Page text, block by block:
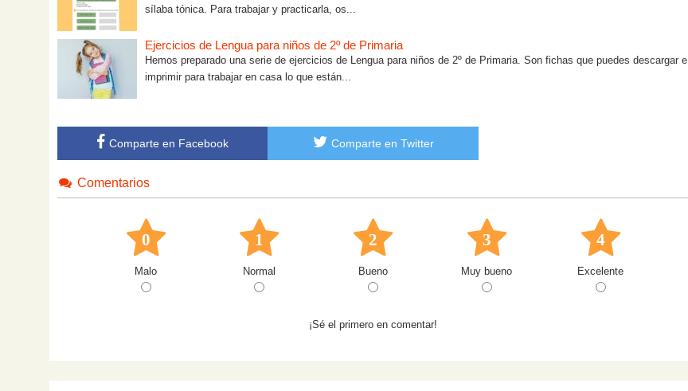
sílaba tónica. Para trabajar y practicarla, os...
Ejercicios de Lengua para niños de 2º de Primaria
Hemos preparado una serie de ejercicios de Lengua para niños de 2º de Primaria. Son fichas que puedes descargar e
imprimir para trabajar en casa lo que están...
Comparte en Facebook Comparte en Twitter
Comentarios
0
Malo
1
Normal
2
Bueno
3
Muy bueno
4
Excelente
¡Sé el primero en comentar!